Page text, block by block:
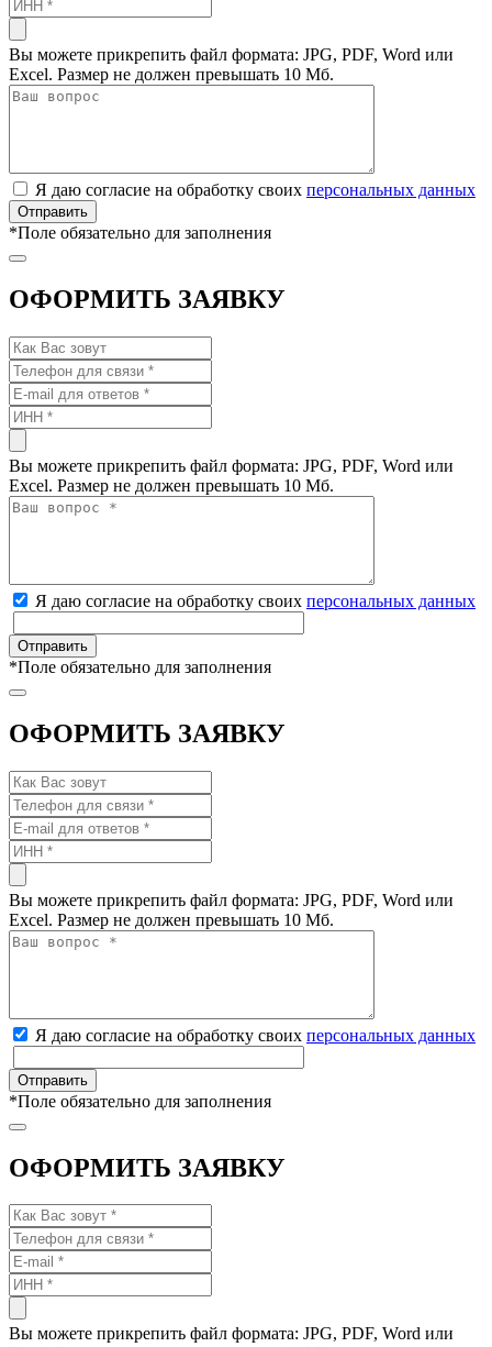
Вы можете прикрепить файл формата: JPG, PDF, Word или
Excel. Размер не должен превышать 10 Мб.
Я даю согласие на обработку своих персональных данных
*Поле обязательно для заполнения
ОФОРМИТЬ ЗАЯВКУ
Вы можете прикрепить файл формата: JPG, PDF, Word или
Excel. Размер не должен превышать 10 Мб.
Я даю согласие на обработку своих персональных данных
*Поле обязательно для заполнения
ОФОРМИТЬ ЗАЯВКУ
Вы можете прикрепить файл формата: JPG, PDF, Word или
Excel. Размер не должен превышать 10 Мб.
Я даю согласие на обработку своих персональных данных
*Поле обязательно для заполнения
ОФОРМИТЬ ЗАЯВКУ
Вы можете прикрепить файл формата: JPG, PDF, Word или